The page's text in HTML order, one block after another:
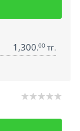
1,300.00 тг.